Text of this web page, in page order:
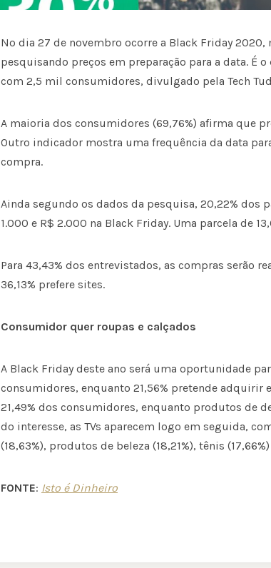
No dia 27 de novembro ocorre a Black Friday
pesquisando preços em preparação para a data. É
com 2,5 mil consumidores, divulgado pela Tech
A maioria dos consumidores (69,76%) afirma que
Outro indicador mostra uma frequência da data
compra.
Ainda segundo os dados da pesquisa, 20,22% dos
1.000 e R$ 2.000 na Black Friday. Uma parcela de
Para 43,43% dos entrevistados, as compras serão
36,13% prefere sites.
Consumidor quer roupas e calçados
A Black Friday deste ano será uma oportunidade
consumidores, enquanto 21,56% pretende
21,49% dos consumidores, enquanto produtos de
do interesse, as TVs aparecem logo em seguida,
(18,63%), produtos de beleza (18,21%), tênis
FONTE: Isto é Dinheiro